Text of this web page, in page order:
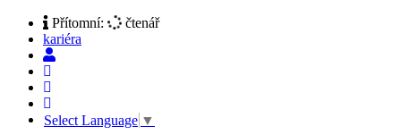
Přítomní:
čtenář
kariéra
Select Language ▼